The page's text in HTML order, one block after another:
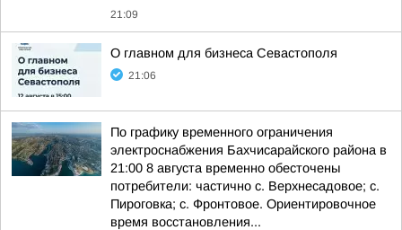
21:09
О главном для бизнеса Севастополя
21:06
По графику временного ограничения
электроснабжения Бахчисарайского района в
21:00 8 августа временно обесточены
потребители: частично с. Верхнесадовое; с.
Пироговка; с. Фронтовое. Ориентировочное
время восстановления...